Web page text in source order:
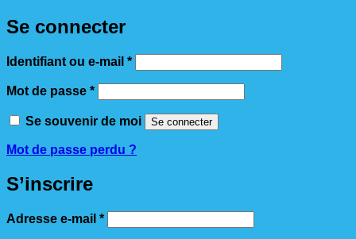
Se connecter
Identifiant ou e-mail *Obligatoire
Mot de passe *Obligatoire
Se souvenir de moi Se connecter
Mot de passe perdu ?
S’inscrire
Adresse e-mail *Obligatoire